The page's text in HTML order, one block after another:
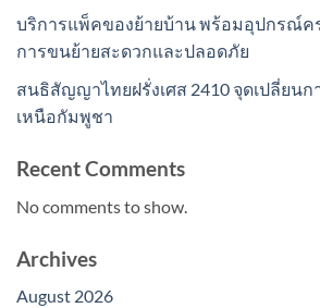
บริการแพ็คของย้ายบ้าน พร้อมอุปกรณ์ค
การขนย้ายสะดวกและปลอดภัย
สนธิสัญญาไทยฝรั่งเศส 2410 จุดเปลี่ยน
เหนือกัมพูชา
Recent Comments
No comments to show.
Archives
August 2026